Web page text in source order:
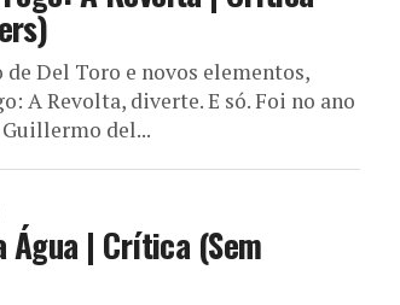
de Del Toro e novos elementos,
A Revolta, diverte. E só. Foi no ano
Guillermo del...
Água | Crítica (Sem